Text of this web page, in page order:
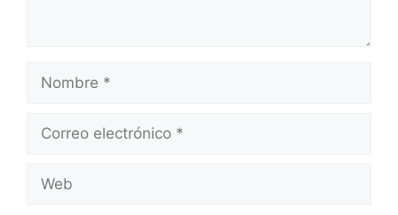
Nombre
Correo
Web